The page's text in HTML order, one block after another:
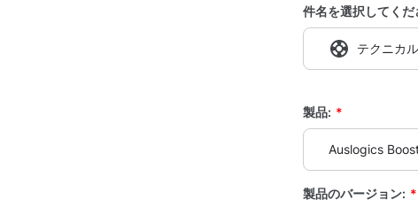
件名を選択してくだ
テクニカ
製品: *
Auslogics
製品のバージョン: *